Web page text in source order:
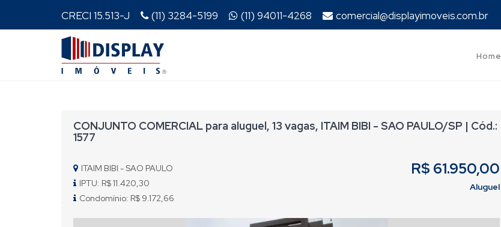
CRECI 15.513-J (11) 3284-5199 (11) 94011-4268 comercial@displayimoveis.com.br
Home
CONJUNTO COMERCIAL para aluguel, 13 vagas, ITAIM BIBI - SAO PAULO/SP | Cód.:
1577
ITAIM BIBI - SAO PAULO
IPTU: R$ 11.420,30
Condomínio: R$ 9.172,66
R$ 61.950,00
Aluguel